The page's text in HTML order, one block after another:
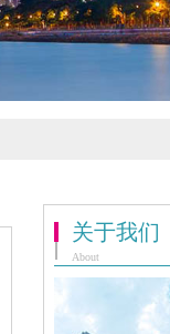
关于我们
About